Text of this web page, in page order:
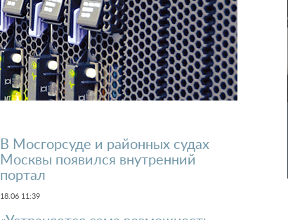
В Мосгорсуде и районных судах
Москвы появился внутренний
портал
18.06 11:39